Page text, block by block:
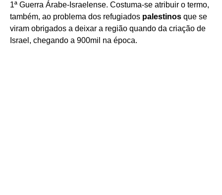
1ª Guerra Árabe-Israelense. Costuma-se atribuir o termo,
também, ao problema dos refugiados palestinos que se
viram obrigados a deixar a região quando da criação de
Israel, chegando a 900mil na época.